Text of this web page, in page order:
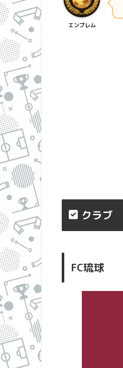
エンブレム
クラブ
FC琉球